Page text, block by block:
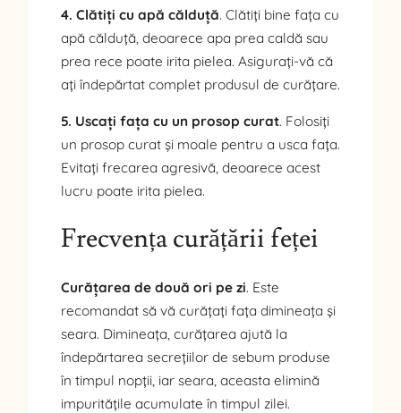
4. Clătiți cu apă călduță. Clătiți bine fața cu
apă călduță, deoarece apa prea caldă sau
prea rece poate irita pielea. Asigurați-vă că
ați îndepărtat complet produsul de curățare.
5. Uscați fața cu un prosop curat. Folosiți
un prosop curat și moale pentru a usca fața.
Evitați frecarea agresivă, deoarece acest
lucru poate irita pielea.
Frecvența curățării feței
Curățarea de două ori pe zi. Este
recomandat să vă curățați fața dimineața și
seara. Dimineața, curățarea ajută la
îndepărtarea secrețiilor de sebum produse
în timpul nopții, iar seara, aceasta elimină
impuritățile acumulate în timpul zilei.